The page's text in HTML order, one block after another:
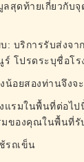
สุดท้ายเกี่ยวกับ
: บริการรับส่งจ
ร์ โปรดระบุชื่อโ
น้อยสองท่านจึงจ
แรมในพื้นที่ต่อไ
ของคุณในพื้นที่รั
รถเข็น